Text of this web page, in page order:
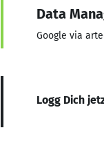
Data
Google via
Logg Dich